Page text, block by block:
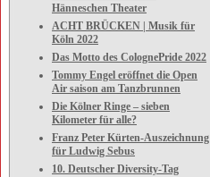
Hänneschen Theater
ACHT BRÜCKEN | Musik für
Köln 2022
Das Motto des ColognePride 2022
Tommy Engel eröffnet die Open
Air saison am Tanzbrunnen
Die Kölner Ringe – sieben
Kilometer für alle?
Franz Peter Kürten-Auszeichnung
für Ludwig Sebus
10. Deutscher Diversity-Tag